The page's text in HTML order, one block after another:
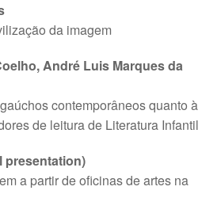
da imagem
André Luis Marques da
contemporâneos quanto à
de leitura de Literatura Infantil
presentation)
a partir de oficinas de artes na